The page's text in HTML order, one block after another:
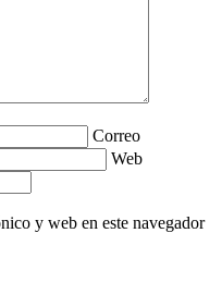
Correo
Web
y web en este navegador